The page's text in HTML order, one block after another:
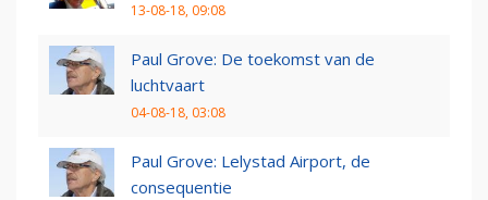
13-08-18, 09:08
Paul Grove: De toekomst van de
luchtvaart
04-08-18, 03:08
Paul Grove: Lelystad Airport, de
consequentie